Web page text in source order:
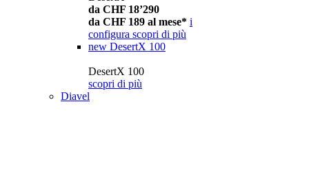
da CHF 18’290
da CHF 189 al mese* i
configura scopri di più
new DesertX 100
DesertX 100
scopri di più
Diavel